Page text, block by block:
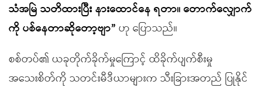
သံအမြဲ သတိထားပြီး နားထောင်နေ ရတာ။ တောက်လျှောက်
ကို ပစ်နေတာဆိုတော့ဗျာ” ဟု ပြောသည်။
စစ်တပ်၏ ယခုတိုက်ခိုက်မှုကြောင့် ထိခိုက်ပျက်စီးမှု
အသေးစိတ်ကို သတင်းမီဒီယာများက သီးခြားအတည် ပြုနိုင်